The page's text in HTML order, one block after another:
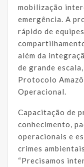
mobilização
emergência. A
rápido de
além da
de grande
Protocolo
Operacional.
Capacitação de
conhecimento,
operacionais e
crimes
“Precisamos